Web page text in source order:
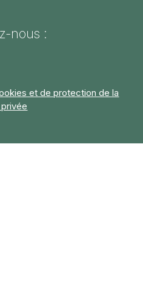
nous :
et de protection de la